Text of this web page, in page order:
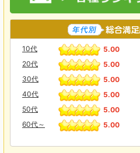
10代
5.00
20代
5.00
30代
5.00
40代
5.00
50代
5.00
60代～
5.00